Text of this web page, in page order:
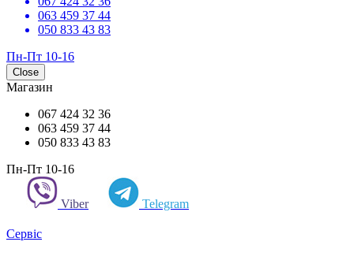
063 459 37 44
050 833 43 83
Пн-Пт 10-16
Close
Магазин
067 424 32 36
063 459 37 44
050 833 43 83
Пн-Пт 10-16
Viber Telegram
Сервіс